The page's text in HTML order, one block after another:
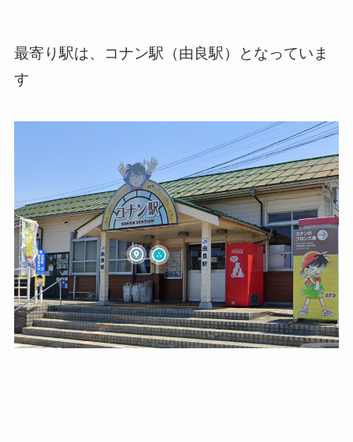
最寄り駅は、コナン駅（由良駅）となっていま
す